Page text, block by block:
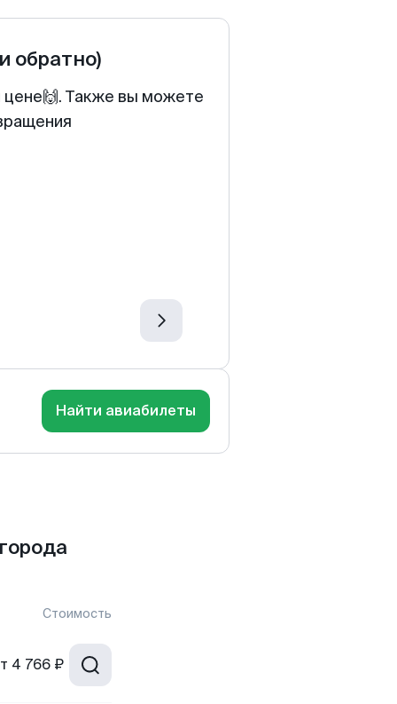
обратно)
цене🙌. Также вы можете
Найти авиабилеты
Стоимость
4 766 ₽